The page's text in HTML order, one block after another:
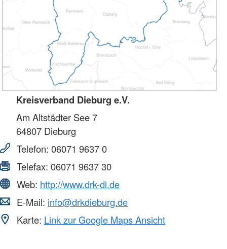
Kreisverband Dieburg e.V.
Am Altstädter See 7
64807 Dieburg
Telefon: 06071 9637 0
Telefax: 06071 9637 30
Web: http://www.drk-di.de
E-Mail: info@drkdieburg.de
Karte: Link zur Google Maps Ansicht